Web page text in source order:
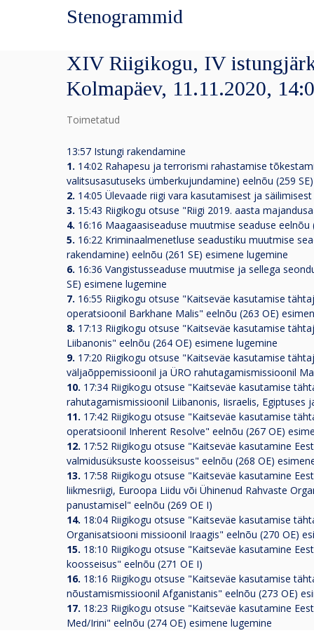
Stenogrammid
XIV Riigikogu, IV
Kolmapäev, 11.11.2020,
Toimetatud
13:57 Istungi rakendamine
1. 14:02 Rahapesu ja terrorismi rahastamise
valitsusasutuseks ümberkujundamine) eelnõu (259
2. 14:05 Ülevaade riigi vara kasutamisest ja
3. 15:43 Riigikogu otsuse "Riigi 2019. aasta
4. 16:16 Maagaasiseaduse muutmise seaduse eelnõu
5. 16:22 Kriminaalmenetluse seadustiku muutmise
rakendamine) eelnõu (261 SE) esimene lugemine
6. 16:36 Vangistusseaduse muutmise ja sellega
SE) esimene lugemine
7. 16:55 Riigikogu otsuse "Kaitseväe kasutamise
operatsioonil Barkhane Malis" eelnõu (263 OE)
8. 17:13 Riigikogu otsuse "Kaitseväe kasutamise
Liibanonis" eelnõu (264 OE) esimene lugemine
9. 17:20 Riigikogu otsuse "Kaitseväe kasutamise
väljaõppemissioonil ja ÜRO rahutagamismissioonil
10. 17:34 Riigikogu otsuse "Kaitseväe kasutamise
rahutagamismissioonil Liibanonis, Iisraelis, Egiptuses
11. 17:42 Riigikogu otsuse "Kaitseväe kasutamise
operatsioonil Inherent Resolve" eelnõu (267 OE)
12. 17:52 Riigikogu otsuse "Kaitseväe kasutamine
valmidusüksuste koosseisus" eelnõu (268 OE)
13. 17:58 Riigikogu otsuse "Kaitseväe kasutamine
liikmesriigi, Euroopa Liidu või Ühinenud Rahvaste
panustamisel" eelnõu (269 OE I)
14. 18:04 Riigikogu otsuse "Kaitseväe kasutamise
Organisatsiooni missioonil Iraagis" eelnõu (270 OE)
15. 18:10 Riigikogu otsuse "Kaitseväe kasutamine
koosseisus" eelnõu (271 OE I)
16. 18:16 Riigikogu otsuse "Kaitseväe kasutamise
nõustamismissioonil Afganistanis" eelnõu (273 OE)
17. 18:23 Riigikogu otsuse "Kaitseväe kasutamine
Med/Irini" eelnõu (274 OE) esimene lugemine